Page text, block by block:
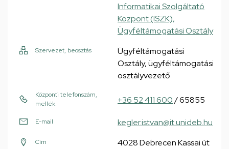
Informatikai Szolgáltató
Központ (ISZK),
Ügyféltámogatási Osztály
Szervezet, beosztás
Ügyféltámogatási
Osztály, ügyféltámogatási
osztályvezető
Központi telefonszám,
mellék
+36 52 411 600/ 65855
E-mail kegler.istvan@it.unideb.hu
Cím
4028 Debrecen Kassai út